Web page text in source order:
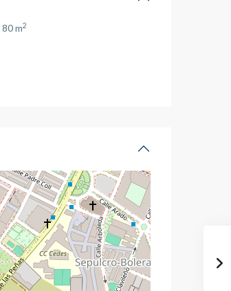
80 m2